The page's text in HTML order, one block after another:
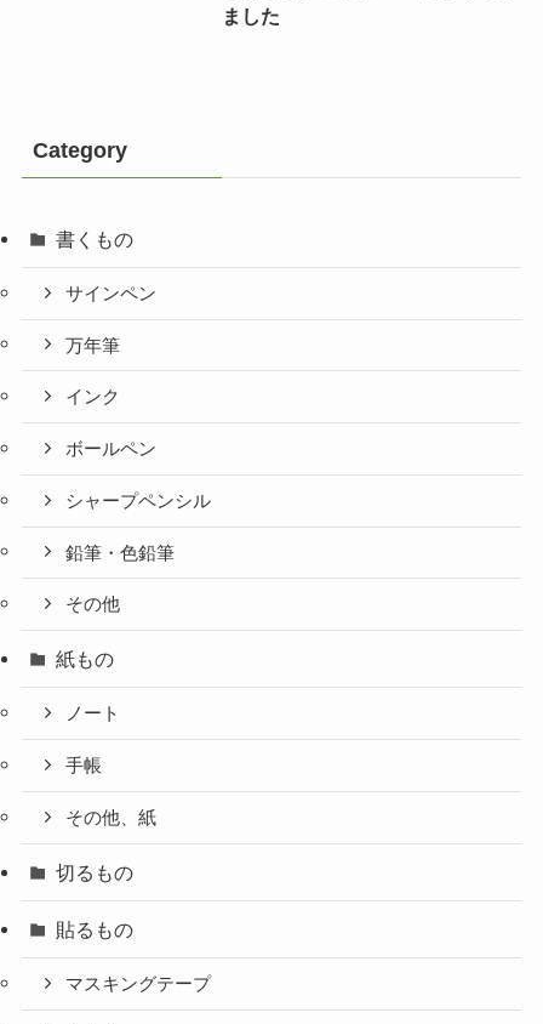
ました
Category
書くもの
サインペン
万年筆
インク
ボールペン
シャープペンシル
鉛筆・色鉛筆
その他
紙もの
ノート
手帳
その他、紙
切るもの
貼るもの
マスキングテープ